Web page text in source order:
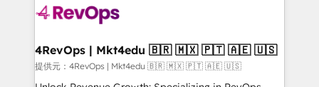
teams has worked with clients just like you Let’s
explore whether S2 is the partner you’ve been
looking for...and get your next big initiative moving!
4RevOps | Mkt4edu 🇧🇷 🇲🇽 🇵🇹 🇦🇪 🇺🇸
提供元：4RevOps | Mkt4edu 🇧🇷 🇲🇽 🇵🇹 🇦🇪 🇺🇸